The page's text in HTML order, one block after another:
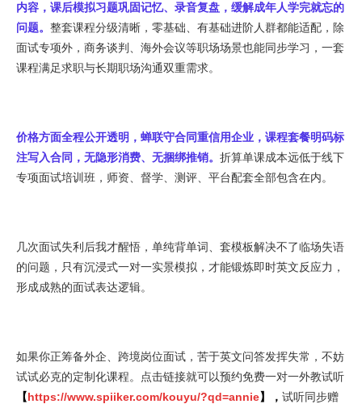
内容，课后模拟习题巩固记忆、录音复盘，缓解成年人学完就忘的
问题。 整套课程分级清晰，零基础、有基础进阶人群都能适配，除
面试专项外，商务谈判、海外会议等职场场景也能同步学习，一套
课程满足求职与长期职场沟通双重需求。
价格方面全程公开透明，蝉联守合同重信用企业，课程套餐明码标
注写入合同，无隐形消费、无捆绑推销。 折算单课成本远低于线下
专项面试培训班，师资、督学、测评、平台配套全部包含在内。
几次面试失利后我才醒悟，单纯背单词、套模板解决不了临场失语
的问题，只有沉浸式一对一实景模拟，才能锻炼即时英文反应力，
形成成熟的面试表达逻辑。
如果你正筹备外企、跨境岗位面试，苦于英文问答发挥失常，不妨
试试必克的定制化课程。点击链接就可以预约免费一对一外教试听
【https://www.spiiker.com/kouyu/?qd=annie】 ， 试听同步赠